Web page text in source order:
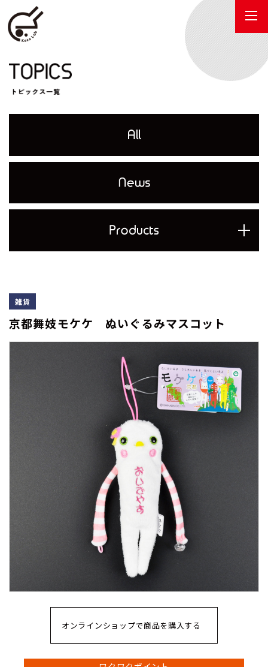
雑貨
京都舞妓モケケ ぬいぐるみマスコット
オンラインショップで商品を購入する